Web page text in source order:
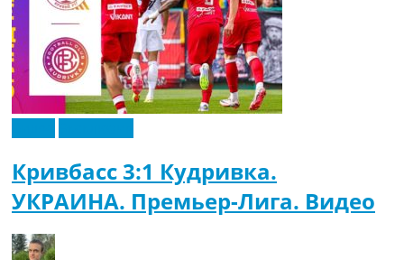
Кривбасс 3:1 Кудривка.
УКРАИНА. Премьер-Лига. Видео